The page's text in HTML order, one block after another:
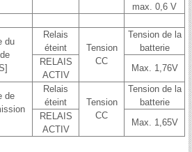
max. 0,6 V
du
Relais
éteint
Tension
CC
Tension de la
batterie
RELAIS
ACTIV
Max. 1,76V
de
Relais
éteint
Tension
CC
Tension de la
batterie
RELAIS
ACTIV
Max. 1,65V